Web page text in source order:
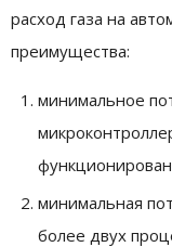
расход газа на
преимущества:
минимальное
минимальная
более двух